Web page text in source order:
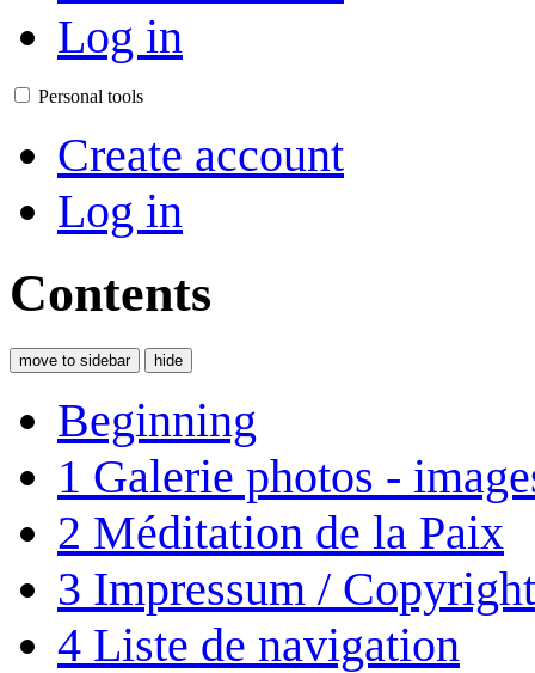
Log in
Personal tools
Create account
Log in
Contents
move to sidebar hide
Beginning
1 Galerie photos -
2 Méditation de la Paix
3 Impressum /
4 Liste de navigation